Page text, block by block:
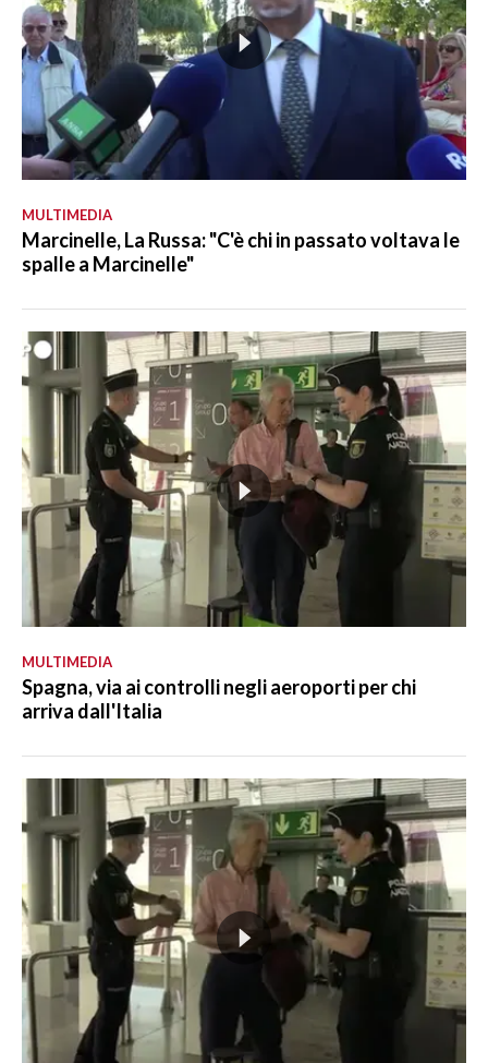
MULTIMEDIA
Marcinelle, La Russa: "C'è chi in passato voltava le
spalle a Marcinelle"
MULTIMEDIA
Spagna, via ai controlli negli aeroporti per chi
arriva dall'Italia